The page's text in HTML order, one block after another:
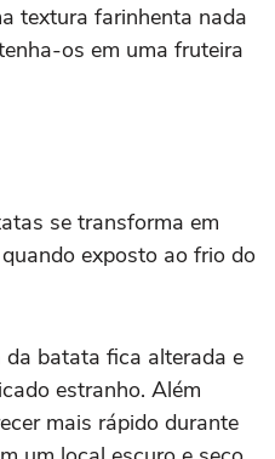
textura farinhenta nada
os em uma fruteira
se transforma em
exposto ao frio do
batata fica alterada e
estranho. Além
mais rápido durante